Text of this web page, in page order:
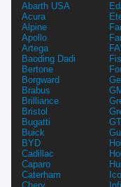
Abarth USA
Acura
Alpine
Apollo
Artega
Baoding Dadi
Bertone
Borgward
Brabus
Brilliance
Bristol
Bugatti
Buick
BYD
Cadillac
Caparo
Caterham